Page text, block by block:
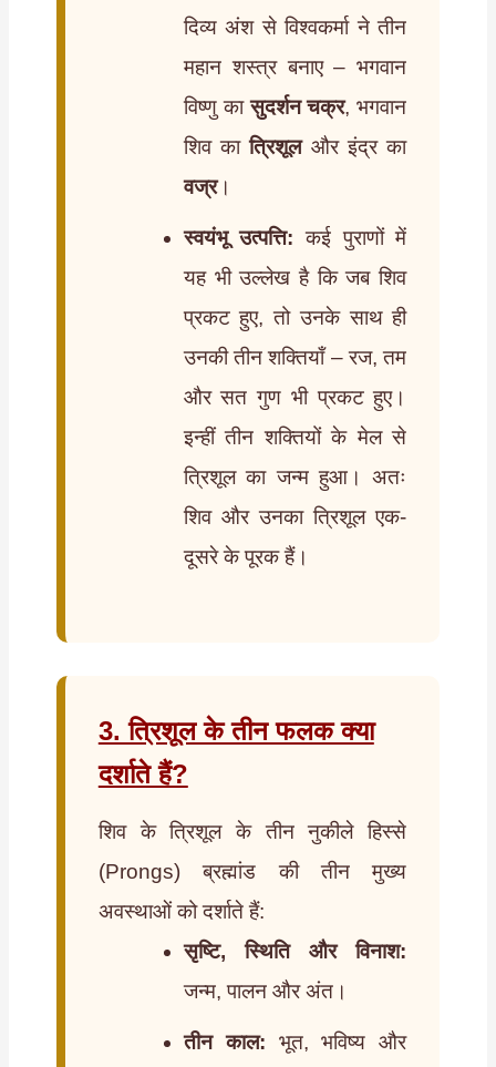
दिव्य अंश से विश्वकर्मा ने तीन
महान शस्त्र बनाए – भगवान
विष्णु कासुदर्शन चक्र, भगवान
शिव कात्रिशूलऔर इंद्र का
वज्र।
स्वयंभू उत्पत्ति: कई पुराणों में
यह भी उल्लेख है कि जब शिव
प्रकट हुए, तो उनके साथ ही
उनकी तीन शक्तियाँ – रज, तम
और सत गुण भी प्रकट हुए।
इन्हीं तीन शक्तियों के मेल से
त्रिशूल का जन्म हुआ। अतः
शिव और उनका त्रिशूल एक-
दूसरे के पूरक हैं।
3. त्रिशूल के तीन फलक क्या
दर्शाते हैं?
शिव के त्रिशूल के तीन नुकीले हिस्से
(Prongs) ब्रह्मांड की तीन मुख्य
अवस्थाओं को दर्शाते हैं:
सृष्टि, स्थिति और विनाश:
जन्म, पालन और अंत।
तीन काल: भूत, भविष्य और